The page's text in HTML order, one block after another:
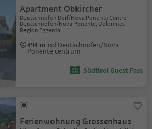
Apartment Obkircher
Deutschnofen Dorf/Nova Ponente Centro,
Deutschnofen/Nova Ponente, Dolomites
Region Eggental
494 m od Deutschnofen/Nova
Ponente centrum
Südtirol Guest Pass
Ferienwohnung Grossenhaus